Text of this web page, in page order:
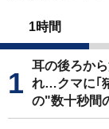
1時間
耳の後ろか
れ…クマに｢
の"数十秒間